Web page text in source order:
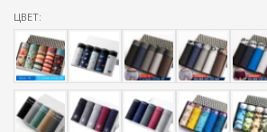
ЦВЕТ: